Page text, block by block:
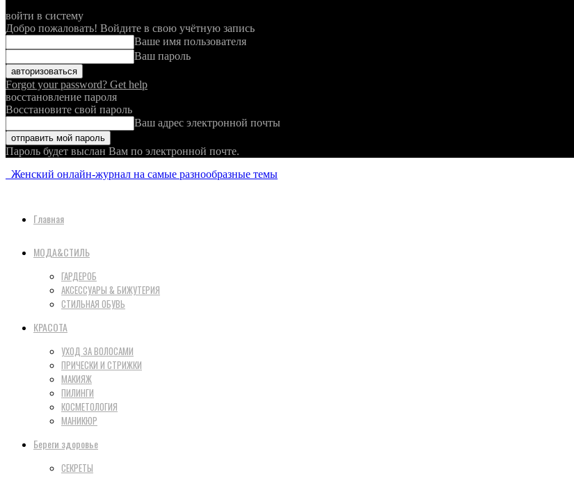
войти в систему
Добро пожаловать! Войдите в свою учётную запись
Ваше имя пользователя
Ваш пароль
Forgot your password? Get help
восстановление пароля
Восстановите свой пароль
Ваш адрес электронной почты
Пароль будет выслан Вам по электронной почте.
Женский онлайн-журнал на самые разнообразные темы
Главная
МОДА&СТИЛЬ
ГАРДЕРОБ
АКСЕССУАРЫ & БИЖУТЕРИЯ
СТИЛЬНАЯ ОБУВЬ
КРАСОТА
УХОД ЗА ВОЛОСАМИ
ПРИЧЕСКИ И СТРИЖКИ
МАКИЯЖ
ПИЛИНГИ
КОСМЕТОЛОГИЯ
МАНИКЮР
Береги здоровье
СЕКРЕТЫ